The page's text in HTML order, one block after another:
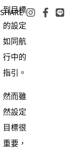
SHARE
到目標
的設定
如同航
行中的
指引。
然而雖
然設定
目標很
重要，